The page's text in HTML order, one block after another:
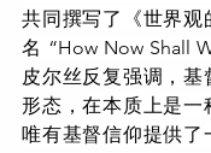
共同撰写了《世界观
名 “How Now Shall
皮尔丝反复强调，基
形态，在本质上是一
唯有基督信仰提供了